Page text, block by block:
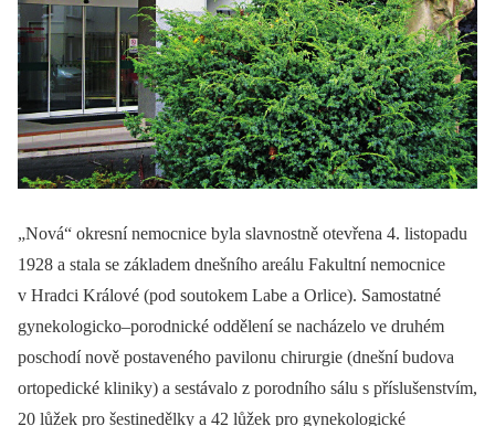
„Nová“ okresní nemocnice byla slavnostně otevřena 4. listopadu
1928 a stala se základem dnešního areálu Fakultní nemocnice
v Hradci Králové (pod soutokem Labe a Orlice). Samostatné
gynekologicko–porodnické oddělení se nacházelo ve druhém
poschodí nově postaveného pavilonu chirurgie (dnešní budova
ortopedické kliniky) a sestávalo z porodního sálu s příslušenstvím,
20 lůžek pro šestinedělky a 42 lůžek pro gynekologické